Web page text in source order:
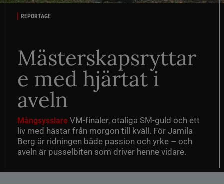
REPORTAGE
Mästerskapsryttar
e med hjärtat i
aveln
Mångsysslare VM-finaler, otaliga SM-guld och ett
liv med hästar från morgon till kväll. För Jamila
Berg är ridningen både passion och yrke – och
aveln är pusselbiten som driver henne vidare.